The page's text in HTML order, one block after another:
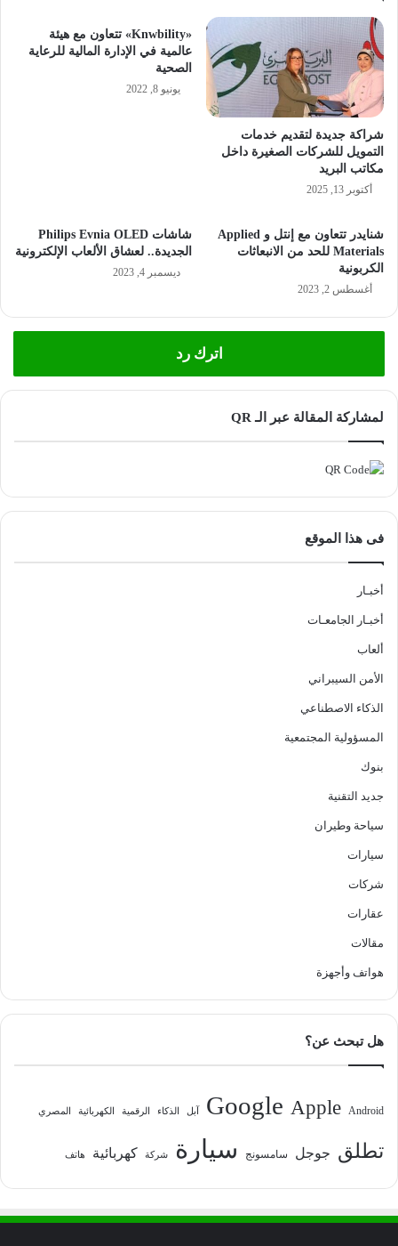
شراكة جديدة لتقديم خدمات
التمويل للشركات الصغيرة داخل
مكاتب البريد
أكتوبر 13, 2025
«Knwbility» تتعاون مع هيئة
عالمية في الإدارة المالية للرعاية
الصحية
يونيو 8, 2022
شنايدر تتعاون مع إنتل و Applied
Materials للحد من الانبعاثات
الكربونية
أغسطس 2, 2023
شاشات Philips Evnia OLED
الجديدة.. لعشاق الألعاب الإلكترونية
ديسمبر 4, 2023
اترك رد
لمشاركة المقالة عبر الـ QR
فى هذا الموقع
أخبـار
أخبـار الجامعـات
ألعاب
الأمن السيبراني
الذكاء الاصطناعي
المسؤولية المجتمعية
بنوك
جديد التقنية
سياحة وطيران
سيارات
شركات
عقارات
مقالات
هواتف وأجهزة
هل تبحث عن؟
Android
Apple
Google آبل الذكاء الرقمية الكهربائية المصري
تطلق جوجل سامسونج سيارة شركة كهربائية هاتف